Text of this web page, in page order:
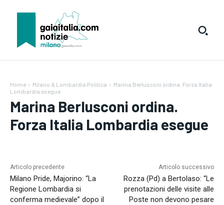
SUBSCRIBE
Home Milano & Lombardia Politica
Marina Berlusconi ordina. Forza Italia
Lombardia esegue
Marina Berlusconi ordina.
Forza Italia Lombardia esegue
Articolo precedente
Milano Pride, Majorino: “La
Regione Lombardia si
conferma medievale” dopo il
Articolo successivo
Rozza (Pd) a Bertolaso: “Le
prenotazioni delle visite alle
Poste non devono pesare